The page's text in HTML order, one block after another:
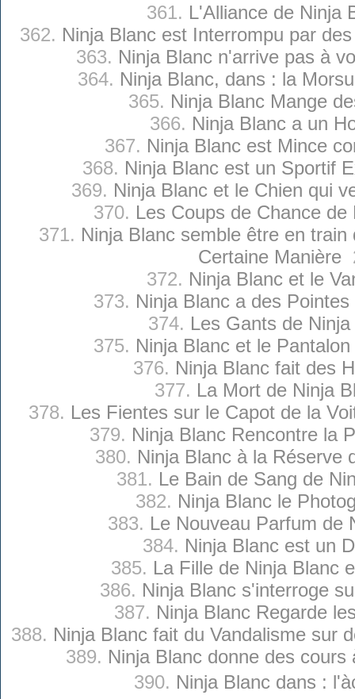
361. L'Alliance de Ninja
362. Ninja Blanc est Interrompu par
363. Ninja Blanc n'arrive pas à
364. Ninja Blanc, dans : la
365. Ninja Blanc Mange
366. Ninja Blanc a un
367. Ninja Blanc est Mince
368. Ninja Blanc est un Sportif
369. Ninja Blanc et le Chien qui
370. Les Coups de Chance de
371. Ninja Blanc semble être en
Certaine Manière
372. Ninja Blanc et le
373. Ninja Blanc a des
374. Les Gants de
375. Ninja Blanc et le
376. Ninja Blanc fait des
377. La Mort de Ninja
378. Les Fientes sur le Capot de la
379. Ninja Blanc Rencontre la
380. Ninja Blanc à la Réserve
381. Le Bain de Sang de
382. Ninja Blanc le
383. Le Nouveau Parfum de
384. Ninja Blanc est un
385. La Fille de Ninja Blanc
386. Ninja Blanc s'interroge
387. Ninja Blanc Regarde
388. Ninja Blanc fait du Vandalisme sur
389. Ninja Blanc donne des cours
390. Ninja Blanc dans :